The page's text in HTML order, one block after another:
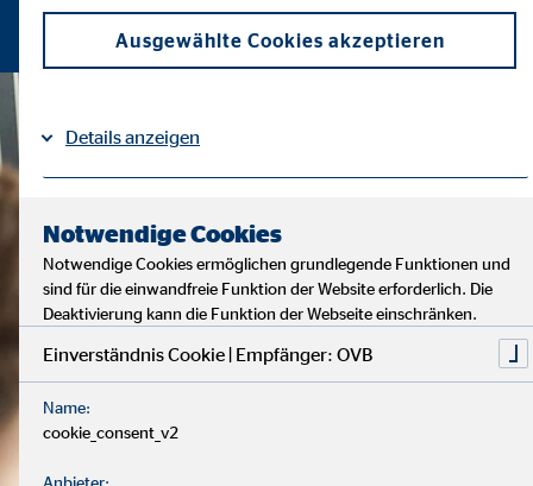
Ausgewählte Cookies akzeptieren
Details anzeigen
Notwendige Cookies
Notwendige Cookies ermöglichen grundlegende Funktionen und
sind für die einwandfreie Funktion der Website erforderlich. Die
Deaktivierung kann die Funktion der Webseite einschränken.
Einverständnis Cookie | Empfänger: OVB
Name:
cookie_consent_v2
Anbieter: